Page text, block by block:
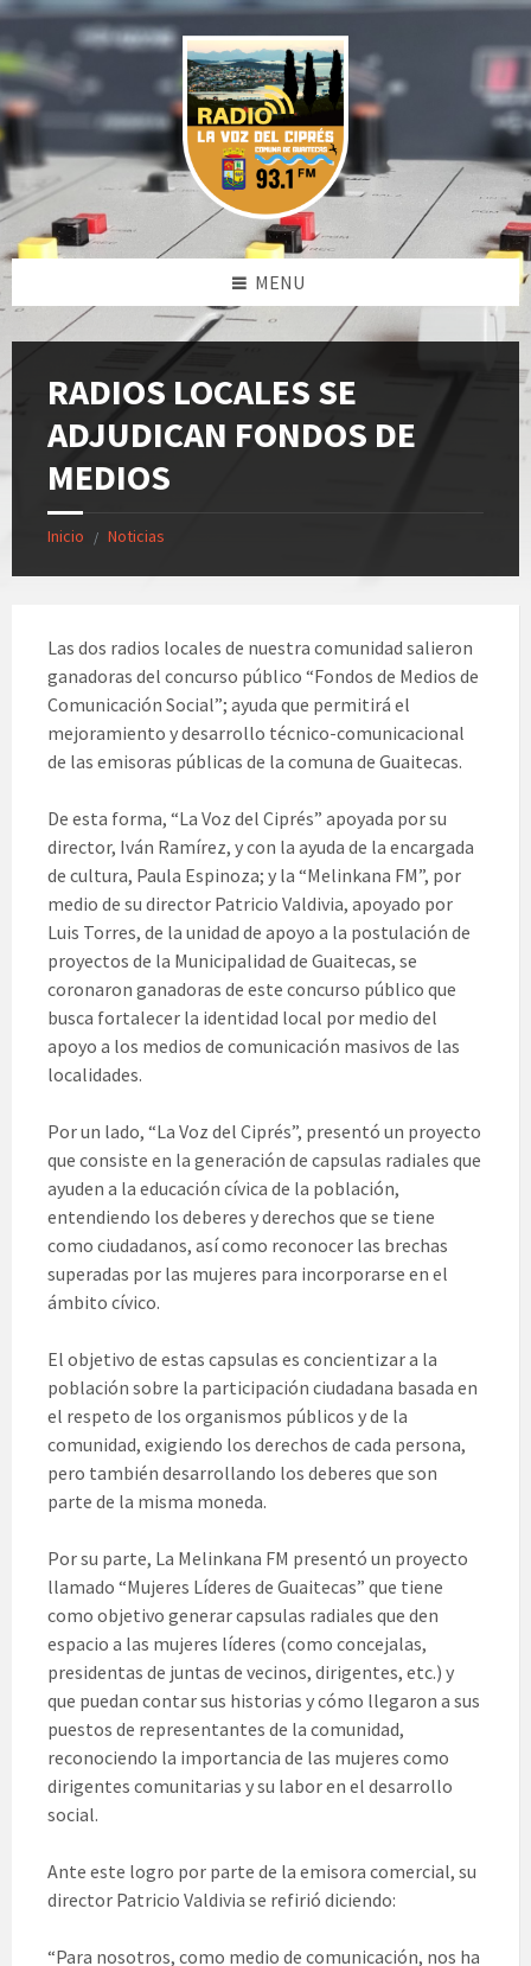
Skip
content
Skip
left
sidebar
Skip
footer
MENU
RADIOS LOCALES SE
ADJUDICAN FONDOS DE
MEDIOS
Inicio / Noticias
Las dos radios locales de nuestra comunidad salieron
ganadoras del concurso público “Fondos de Medios de
Comunicación Social”; ayuda que permitirá el
mejoramiento y desarrollo técnico-comunicacional
de las emisoras públicas de la comuna de Guaitecas.
De esta forma, “La Voz del Ciprés” apoyada por su
director, Iván Ramírez, y con la ayuda de la encargada
de cultura, Paula Espinoza; y la “Melinkana FM”, por
medio de su director Patricio Valdivia, apoyado por
Luis Torres, de la unidad de apoyo a la postulación de
proyectos de la Municipalidad de Guaitecas, se
coronaron ganadoras de este concurso público que
busca fortalecer la identidad local por medio del
apoyo a los medios de comunicación masivos de las
localidades.
Por un lado, “La Voz del Ciprés”, presentó un proyecto
que consiste en la generación de capsulas radiales que
ayuden a la educación cívica de la población,
entendiendo los deberes y derechos que se tiene
como ciudadanos, así como reconocer las brechas
superadas por las mujeres para incorporarse en el
ámbito cívico.
El objetivo de estas capsulas es concientizar a la
población sobre la participación ciudadana basada en
el respeto de los organismos públicos y de la
comunidad, exigiendo los derechos de cada persona,
pero también desarrollando los deberes que son
parte de la misma moneda.
Por su parte, La Melinkana FM presentó un proyecto
llamado “Mujeres Líderes de Guaitecas” que tiene
como objetivo generar capsulas radiales que den
espacio a las mujeres líderes (como concejalas,
presidentas de juntas de vecinos, dirigentes, etc.) y
que puedan contar sus historias y cómo llegaron a sus
puestos de representantes de la comunidad,
reconociendo la importancia de las mujeres como
dirigentes comunitarias y su labor en el desarrollo
social.
Ante este logro por parte de la emisora comercial, su
director Patricio Valdivia se refirió diciendo:
“Para nosotros, como medio de comunicación, nos ha